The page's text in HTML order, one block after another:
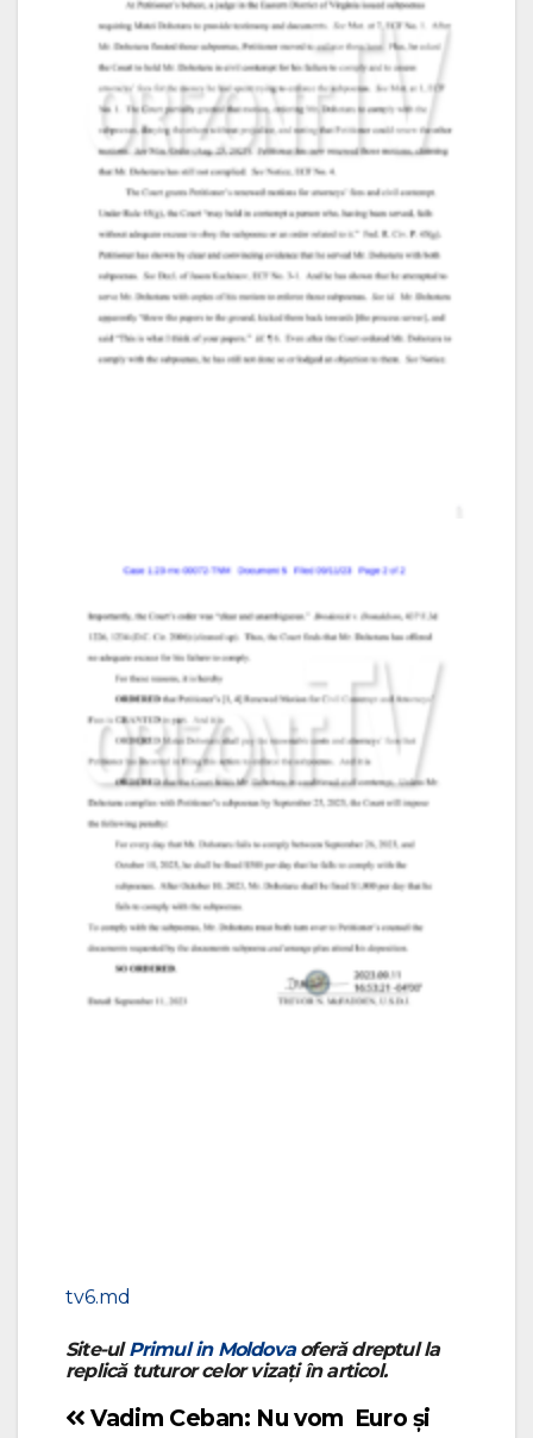
tv6.md
Site-ulPrimul in Moldovaoferă dreptul la
replică tuturor celor vizați în articol.
Navigare
Euro și
Vadim Ceban: Nu vom